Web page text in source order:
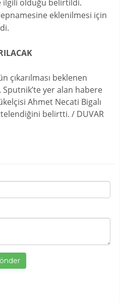
ilgili olduğu belirtildi.
eklenilmesi için
çıkarılması beklenen
yer alan habere
Ahmet Necati Bigalı
belirtti. / DUVAR